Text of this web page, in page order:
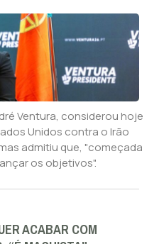
Ventura, considerou hoje
Unidos contra o Irão
admitiu que, "começada
os objetivos".
ACABAR COM